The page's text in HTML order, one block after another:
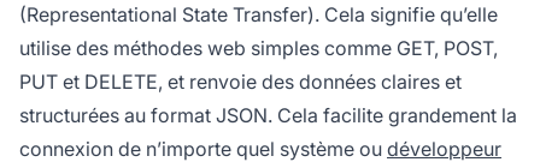
(Representational State Transfer). Cela signifie qu’elle
utilise des méthodes web simples comme GET, POST,
PUT et DELETE, et renvoie des données claires et
structurées au format JSON. Cela facilite grandement la
connexion de n’importe quel système ou développeur